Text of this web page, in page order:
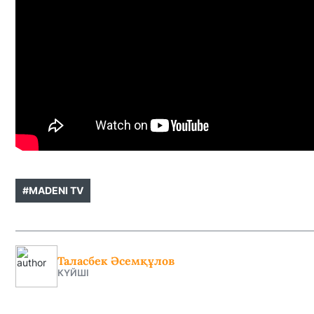
#MADENI TV
Таласбек Әсемқұлов
КҮЙШІ